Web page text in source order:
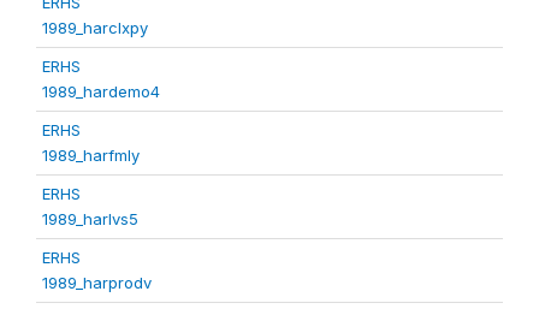
1989_harclxpy
ERHS
1989_hardemo4
ERHS
1989_harfmly
ERHS
1989_harlvs5
ERHS
1989_harprodv